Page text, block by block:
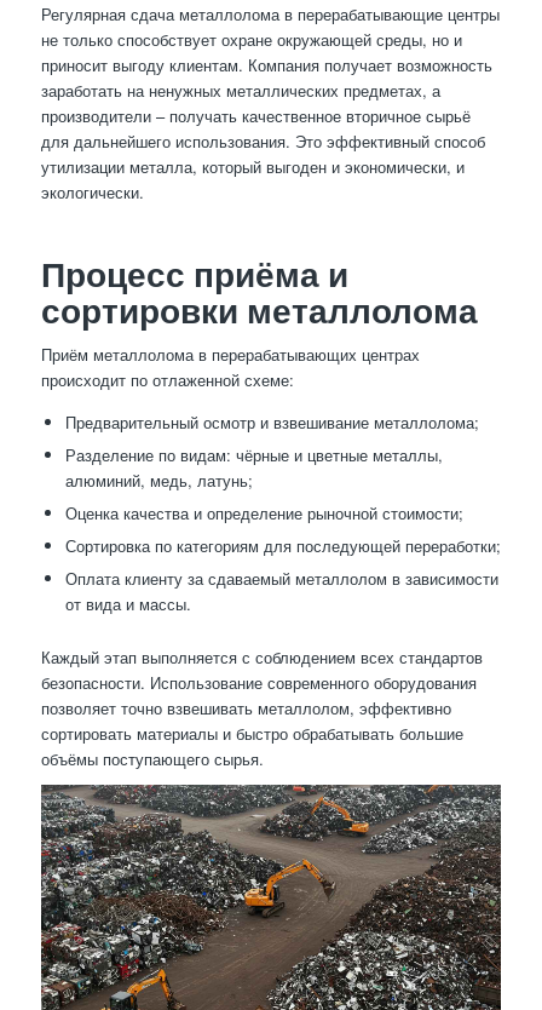
Регулярная сдача металлолома в перерабатывающие центры
не только способствует охране окружающей среды, но и
приносит выгоду клиентам. Компания получает возможность
заработать на ненужных металлических предметах, а
производители – получать качественное вторичное сырьё
для дальнейшего использования. Это эффективный способ
утилизации металла, который выгоден и экономически, и
экологически.
Процесс приёма и
сортировки металлолома
Приём металлолома в перерабатывающих центрах
происходит по отлаженной схеме:
Предварительный осмотр и взвешивание металлолома;
Разделение по видам: чёрные и цветные металлы,
алюминий, медь, латунь;
Оценка качества и определение рыночной стоимости;
Сортировка по категориям для последующей переработки;
Оплата клиенту за сдаваемый металлолом в зависимости
от вида и массы.
Каждый этап выполняется с соблюдением всех стандартов
безопасности. Использование современного оборудования
позволяет точно взвешивать металлолом, эффективно
сортировать материалы и быстро обрабатывать большие
объёмы поступающего сырья.